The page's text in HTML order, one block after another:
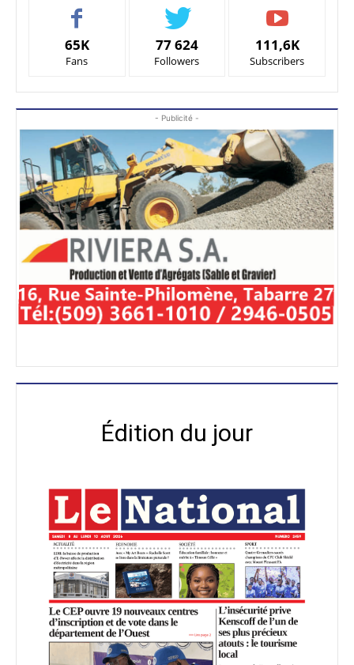
65K
Fans
77 624
Followers
111,6K
Subscribers
- Publicité -
Édition du jour